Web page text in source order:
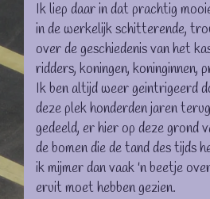
Ik liep daar in dat prachtig
in de werkelijk schitterende,
over de geschiedenis van het
ridders, koningen, koninginnen,
Ik ben altijd weer geintrigeerd
deze plek honderden jaren
gedeeld, er hier op deze grond
de bomen die de tand des tijds
ik mijmer dan vaak 'n beetje
eruit moet hebben